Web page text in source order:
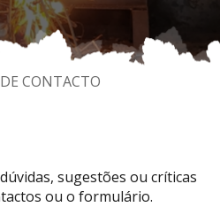
CONTACTO
sugestões ou críticas
ou o formulário.